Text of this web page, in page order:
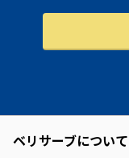
ベリサーブについて